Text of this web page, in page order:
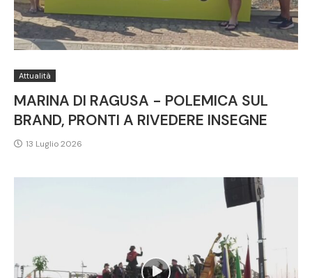
Attualità
MARINA DI RAGUSA - POLEMICA SUL
BRAND, PRONTI A RIVEDERE INSEGNE
13 Luglio 2026